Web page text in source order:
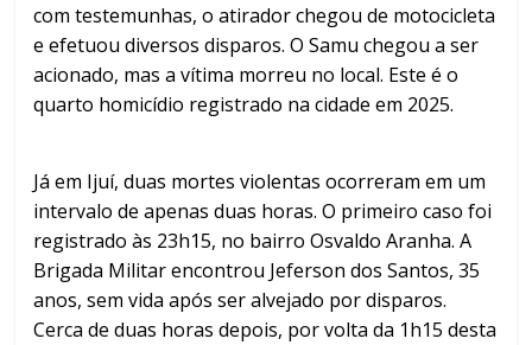
com testemunhas, o atirador chegou de motocicleta
e efetuou diversos disparos. O Samu chegou a ser
acionado, mas a vítima morreu no local. Este é o
quarto homicídio registrado na cidade em 2025.
Já em Ijuí, duas mortes violentas ocorreram em um
intervalo de apenas duas horas. O primeiro caso foi
registrado às 23h15, no bairro Osvaldo Aranha. A
Brigada Militar encontrou Jeferson dos Santos, 35
anos, sem vida após ser alvejado por disparos.
Cerca de duas horas depois, por volta da 1h15 desta